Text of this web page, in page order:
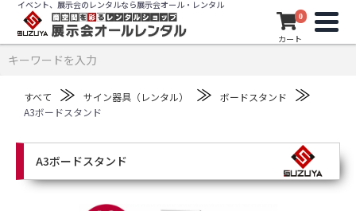
イベント、展示会のレンタルなら展示会オール・レンタル
0
カート
すべて ≫ サイン器具（レンタル） ≫ ボードスタンド ≫
A3ボードスタンド
A3ボードスタンド